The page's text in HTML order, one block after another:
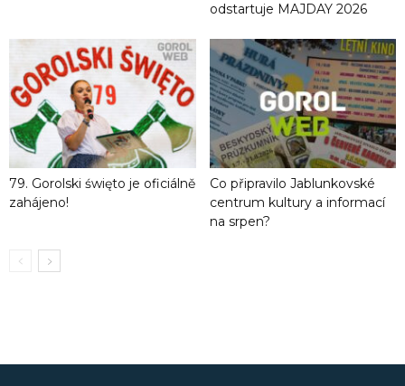
odstartuje MAJDAY 2026
79. Gorolski święto je oficiálně
zahájeno!
Co připravilo Jablunkovské
centrum kultury a informací
na srpen?